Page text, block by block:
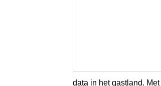
data in het gastland.